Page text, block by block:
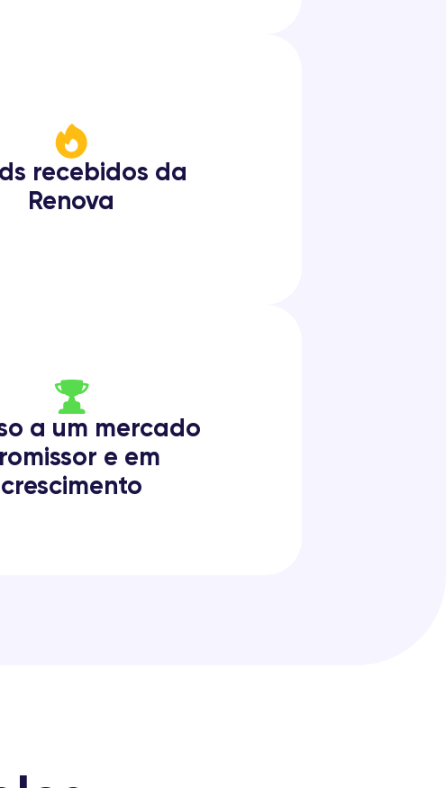
recebidos da
Renova
a um mercado
e em
crescimento